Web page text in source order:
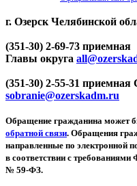
г. Озерск Челябинской
(351-30) 2-69-73 приемная
Главы округа
(351-30) 2-55-31 приемная
sobranie@ozerskadm.ru
Обращение гражданина может
обратной связи. Обращения
направленные по электронной
в соответствии с
№ 59-ФЗ.